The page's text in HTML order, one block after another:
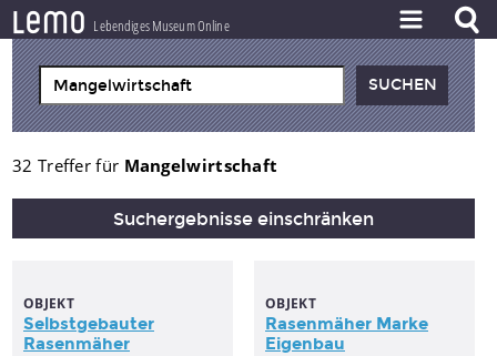
lemo Lebendiges Museum Online
ZEITSTRAHL
THEMEN
ZEITZEUGEN
BESTAND
PROJEKT
32 Treffer für Mangelwirtschaft
Suchergebnisse einschränken
OBJEKT
Selbstgebauter
Rasenmäher
OBJEKT
Rasenmäher Marke
Eigenbau